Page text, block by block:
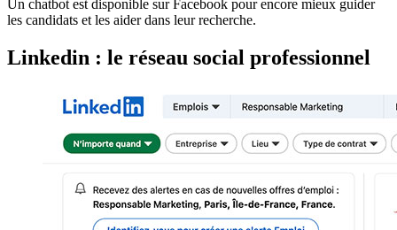
Un chatbot est disponible sur Facebook pour encore mieux guider
les candidats et les aider dans leur recherche.
Linkedin : le réseau social professionnel